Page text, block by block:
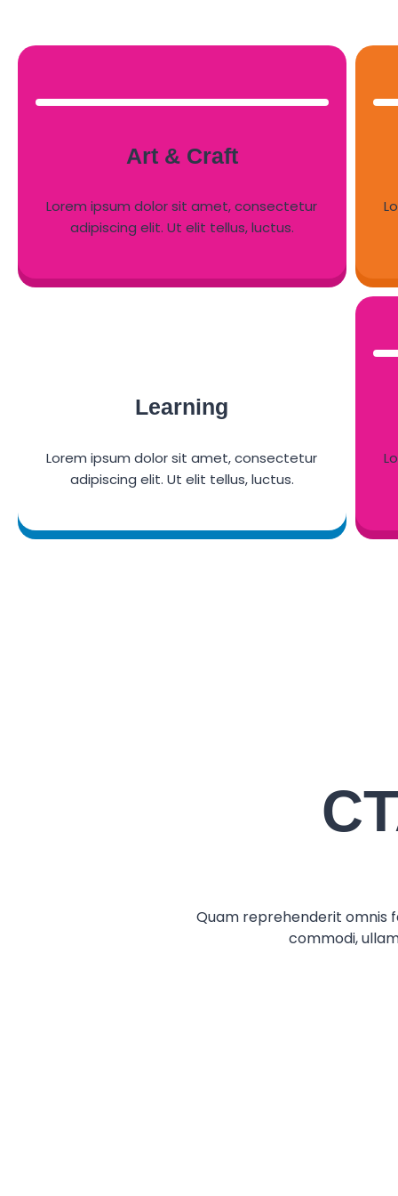
Art & Craft
Lorem ipsum dolor sit amet, consectetur
adipiscing elit. Ut elit tellus, luctus.
Learning
Lorem ipsum dolor sit amet, consectetur
adipiscing elit. Ut elit tellus, luctus.
Quam reprehenderit omnis
commodi,